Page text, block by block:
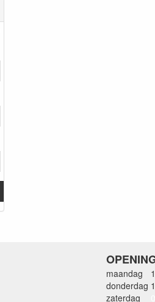
maandag
donderdag
zaterdag